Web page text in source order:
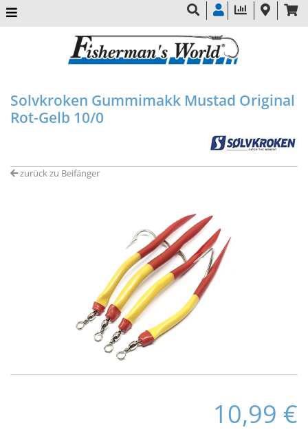
Solvkroken Gummimakk Mustad Original
Rot-Gelb 10/0
zurück zu Beifänger
10,99 €